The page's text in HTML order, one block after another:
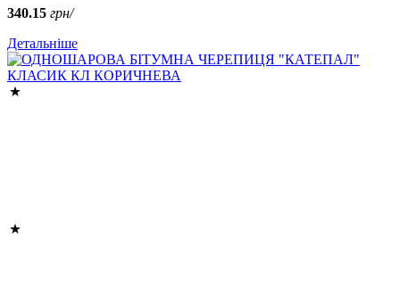
340.15 грн/
Детальніше